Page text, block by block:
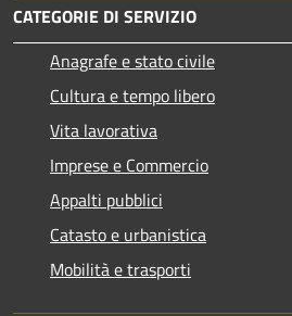
CATEGORIE DI SERVIZIO
Anagrafe e stato civile
Cultura e tempo libero
Vita lavorativa
Imprese e Commercio
Appalti pubblici
Catasto e urbanistica
Mobilità e trasporti